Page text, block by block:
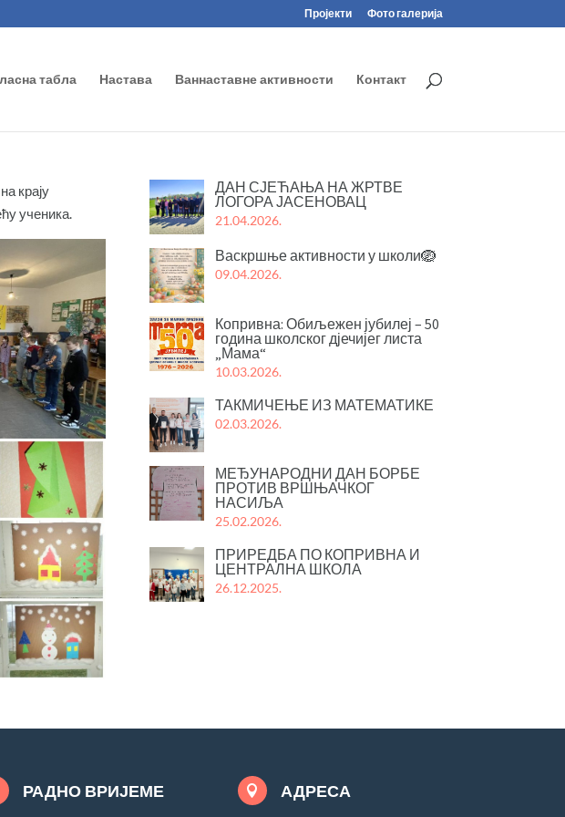
Пројекти Фото галерија
табла Настава Ваннаставне активности Контакт
крају
ученика.
ДАН СЈЕЋАЊА НА ЖРТВЕ
ЛОГОРА ЈАСЕНОВАЦ
21.04.2026.
Васкршње активности у школи🪺
09.04.2026.
Копривна: Обиљежен јубилеј – 50
година школског дјечијег листа
„Мама“
10.03.2026.
ТАКМИЧЕЊЕ ИЗ МАТЕМАТИКЕ
02.03.2026.
МЕЂУНАРОДНИ ДАН БОРБЕ
ПРОТИВ ВРШЊАЧКОГ
НАСИЉА
25.02.2026.
ПРИРЕДБА ПО КОПРИВНА И
ЦЕНТРАЛНА ШКОЛА
26.12.2025.
РАДНО ВРИЈЕМЕ  АДРЕСА